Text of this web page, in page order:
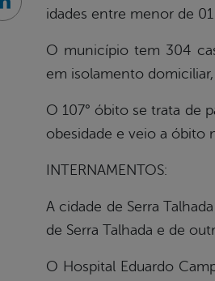
idades entre menor de
O município tem 304
em isolamento
O 107° óbito se trata de
obesidade e veio a óbito
INTERNAMENTOS:
A cidade de Serra
de Serra Talhada e de
O Hospital Eduardo
Linkedin